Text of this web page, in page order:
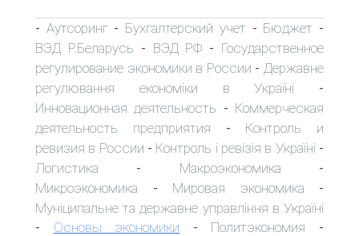
- Аутсоринг- Бухгалтерский учет - Бюджет -
ВЭД Р.Беларусь - ВЭД РФ - Государственное
регулирование экономики в России - Державне
регулювання економіки в Україні -
Инновационная деятельность - Коммерческая
деятельность предприятия - Контроль и
ревизия в России - Контроль і ревізія в Україні -
Логистика - Макроэкономика -
Микроэкономика - Мировая экономика -
Муніципальне та державне управління в Україні
- Основы экономики - Политэкономия -